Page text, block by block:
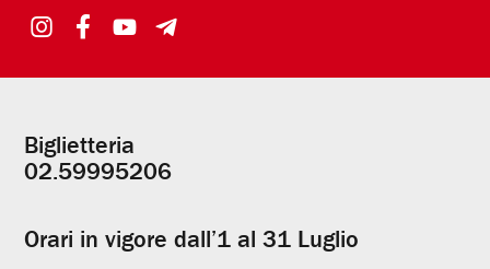
Informazioni
utili
Biglietteria
02.59995206
Orari in vigore dall’1 al 31 Luglio